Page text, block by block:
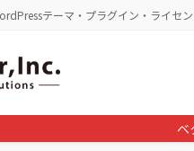
テーマ・プラグイン・ライセ
ベ